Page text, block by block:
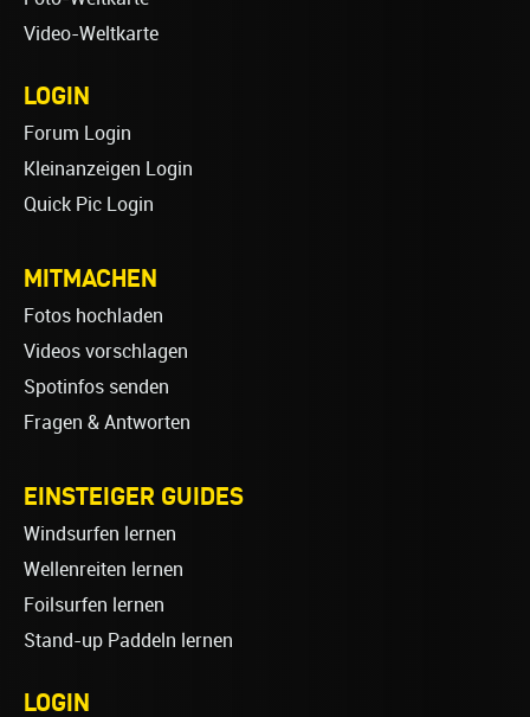
Video-Weltkarte
LOGIN
Forum Login
Kleinanzeigen Login
Quick Pic Login
MITMACHEN
Fotos hochladen
Videos vorschlagen
Spotinfos senden
Fragen & Antworten
EINSTEIGER GUIDES
Windsurfen lernen
Wellenreiten lernen
Foilsurfen lernen
Stand-up Paddeln lernen
LOGIN